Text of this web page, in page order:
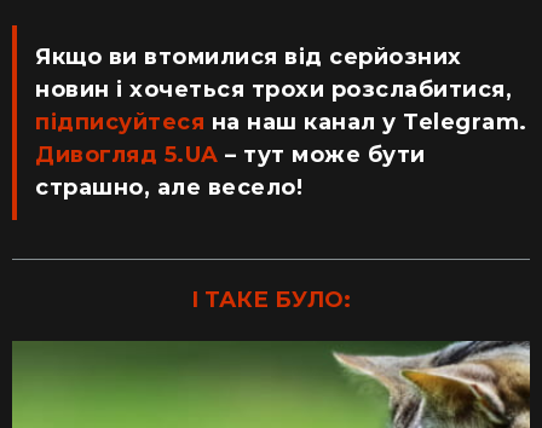
Якщо ви втомилися від серйозних
новин і хочеться трохи розслабитися,
підписуйтеся на наш канал у Telegram.
Дивогляд 5.UA – тут може бути
страшно, але весело!
І ТАКЕ БУЛО: